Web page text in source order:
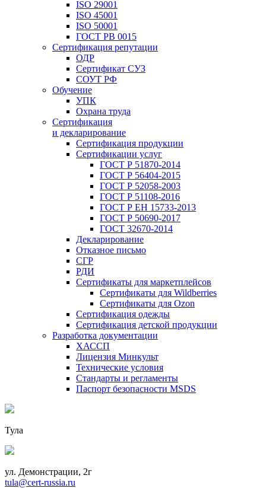
ISO 29001
ISO 45001
ISO 50001
ГОСТ РВ 0015
Сертификация репутации
ОДР
Сертификат СУЗ
СОУТ РФ
Обучение
УПК
Охрана труда
Сертификация
и декларирование
Сертификация продукции
Сертификации услуг
ГОСТ Р 51870-2014
ГОСТ Р 56404-2015
ГОСТ Р 52058-2003
ГОСТ Р 51108-2016
ГОСТ Р ЕН 15733-2013
ГОСТ Р 50690-2017
ГОСТ 32670-2014
Декларирование
Отказное письмо
СГР
РДИ
Сертификаты для маркетплейсов
Сертификаты для Wildberries
Сертификаты для Ozon
Сертификация одежды
Сертификация детской продукции
Разработка документации
ХАССП
Лицензия Минкульт
Технические условия
Стандарты и регламенты
Паспорт безопасности MSDS
Тула
ул. Демонстрации, 2г
tula@cert-russia.ru